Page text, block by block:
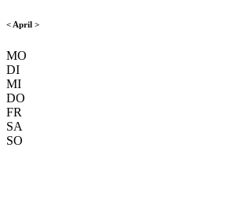
< April >
MO
DI
MI
DO
FR
SA
SO